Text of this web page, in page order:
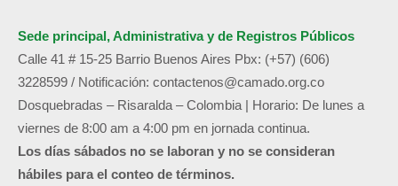
Sede principal, Administrativa y de Registros Públicos
Calle 41 # 15-25 Barrio Buenos Aires Pbx: (+57) (606)
3228599 / Notificación: contactenos@camado.org.co
Dosquebradas – Risaralda – Colombia | Horario: De lunes a
viernes de 8:00 am a 4:00 pm en jornada continua.
Los días sábados no se laboran y no se consideran
hábiles para el conteo de términos.